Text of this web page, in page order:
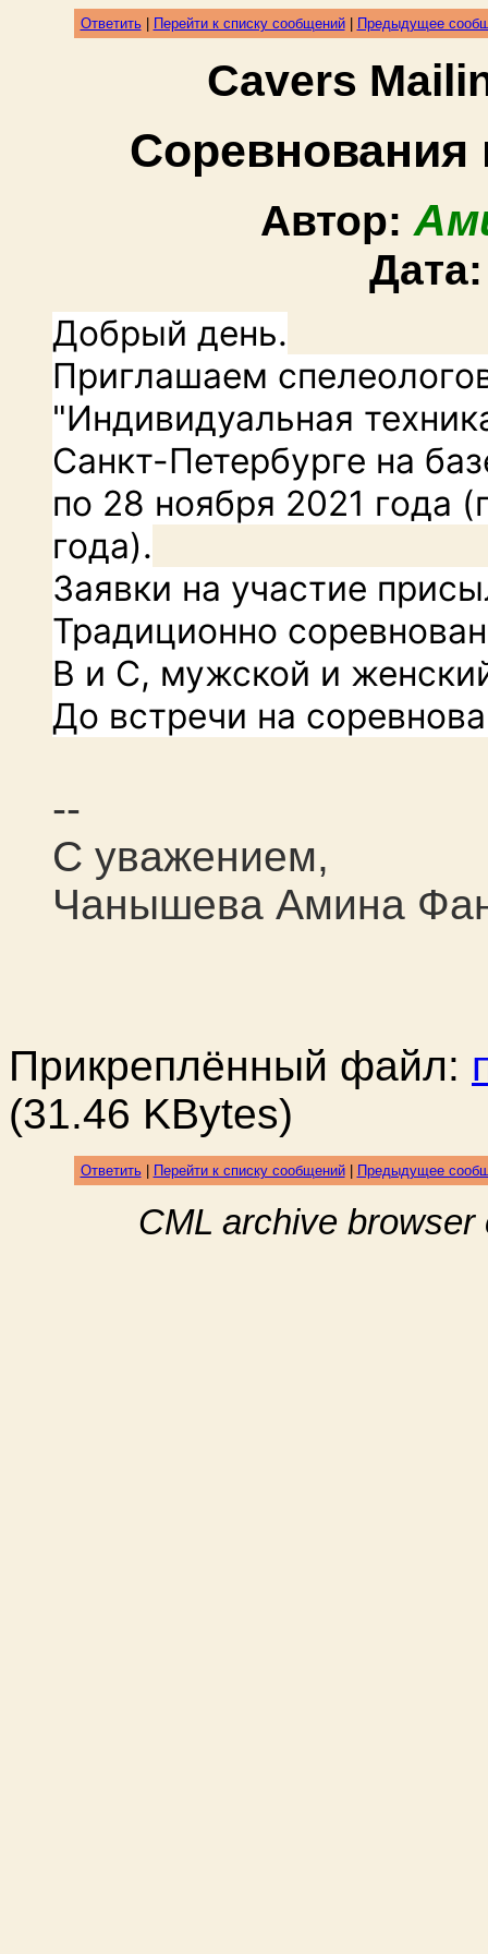
Ответить| Перейти к списку сообщений| Предыдущее
Cavers
Соревнования
Автор:
Добрый день.
Приглашаем
"Индивидуальная
Санкт-Петербурге на
по 28 ноября 2021 года
года).
Заявки на участие
Традиционно
В и С, мужской и
До встречи на
--
С уважением,
Чанышева Амина
Прикреплённый файл:
(31.46 KBytes)
Ответить| Перейти к списку сообщений| Предыдущее
CML archive